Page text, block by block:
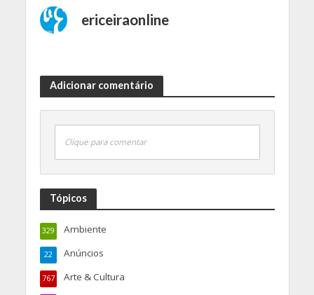
ericeiraonline
Adicionar comentário
Clique para comentar
Tópicos
Ambiente
329
Anúncios
22
Arte & Cultura
767